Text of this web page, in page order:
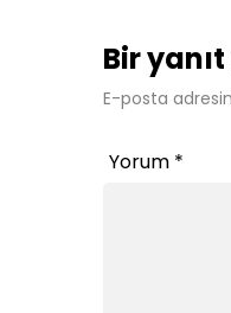
Bir
E-posta
Yorum *